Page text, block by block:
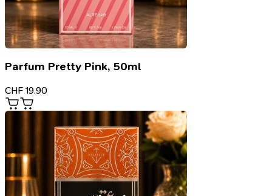
Parfum Pretty Pink, 50ml
CHF 19.90